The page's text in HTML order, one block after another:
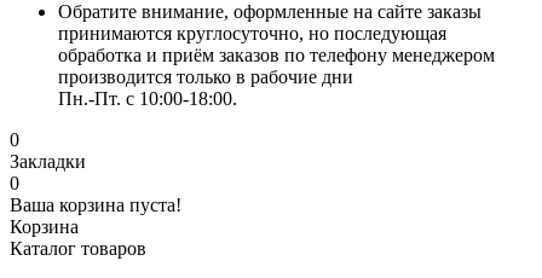
Обратите внимание, оформленные на сайте заказы
принимаются круглосуточно, но последующая
обработка и приём заказов по телефону менеджером
производится только в рабочие дни
Пн.-Пт. с 10:00-18:00.
0
Закладки
0
Ваша корзина пуста!
Корзина
Каталог товаров